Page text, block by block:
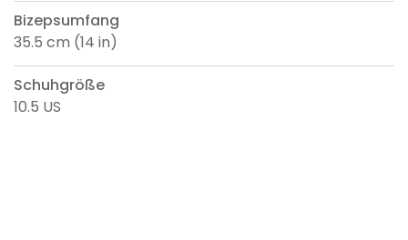
Bizepsumfang
35.5 cm (14 in)
Schuhgröße
10.5 US